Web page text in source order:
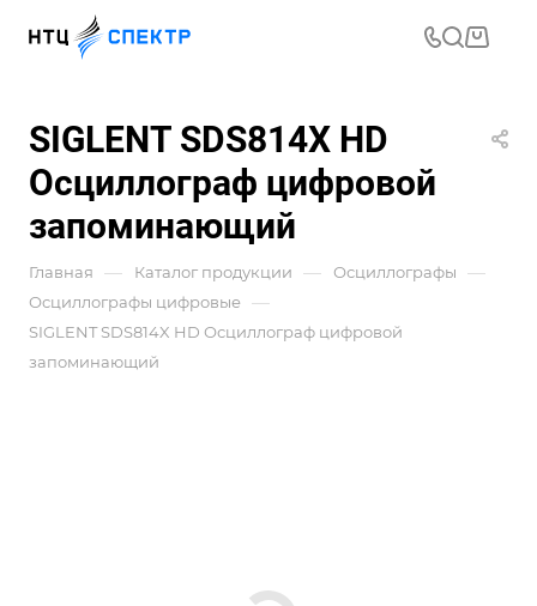
SIGLENT SDS814X HD
Осциллограф цифровой
запоминающий
Главная — Каталог продукции — Осциллографы —
Осциллографы цифровые —
SIGLENT SDS814X HD Осциллограф цифровой
запоминающий